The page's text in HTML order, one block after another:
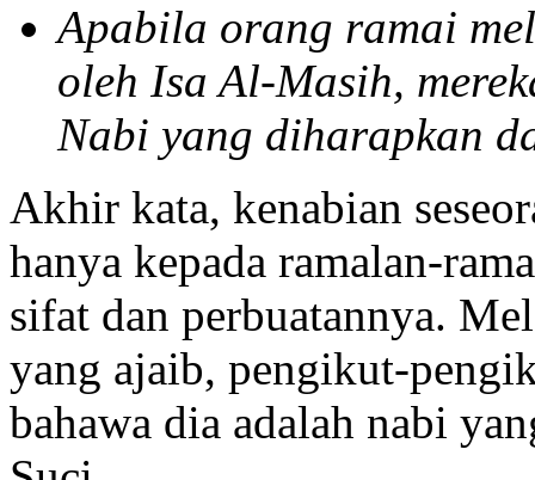
Apabila orang ramai
oleh Isa Al-Masih,
Nabi yang diharapkan
Akhir kata, kenabian
hanya kepada ramalan-
sifat dan perbuatannya.
yang ajaib, pengikut-
bahawa dia adalah nabi